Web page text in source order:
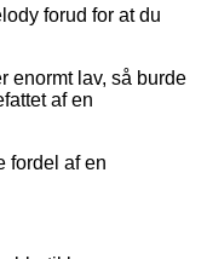
forud for at du
enormt lav, så burde
af en
fordel af en